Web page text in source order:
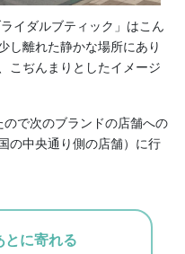
イダルブティック」はこん
し離れた静かな場所にあり
こぢんまりとしたイメージ
で次のブランドの店舗への
の中央通り側の店舗）に行
とに寄れる